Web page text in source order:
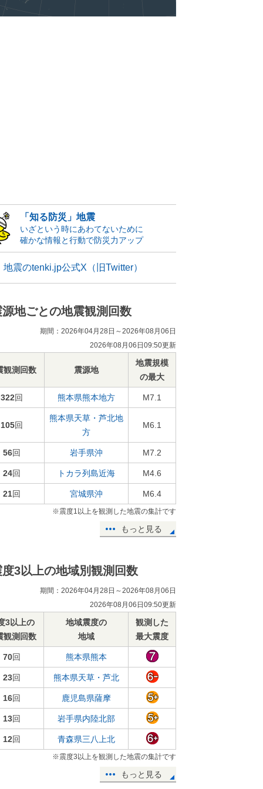
「知る防災」地震
いざという時にあわてないために
確かな情報と行動で防災力アップ
地震のtenki.jp公式X（旧Twitter）
源地ごとの地震観測回数
期間：2026年04月28日～2026年08月06日
2026年08月06日09:50更新
観測回数 震源地
地震規模
の最大
322回 熊本県熊本地方 M7.1
105回
熊本県天草・芦北地
方
M6.1
56回 岩手県沖 M7.2
24回 トカラ列島近海 M4.6
21回 宮城県沖 M6.4
※震度1以上を観測した地震の集計です
もっと見る
度3以上の地域別観測回数
期間：2026年04月28日～2026年08月06日
2026年08月06日09:50更新
3以上の
観測回数
地域震度の
地域
観測した
最大震度
70回 熊本県熊本
23回 熊本県天草・芦北
16回 鹿児島県薩摩
13回 岩手県内陸北部
12回 青森県三八上北
※震度3以上を観測した地震の集計です
もっと見る